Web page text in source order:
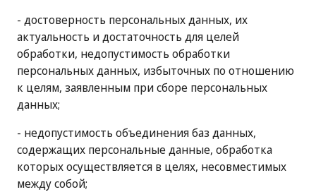
- достоверность персональных данных, их
актуальность и достаточность для целей
обработки, недопустимость обработки
персональных данных, избыточных по отношению
к целям, заявленным при сборе персональных
данных;
- недопустимость объединения баз данных,
содержащих персональные данные, обработка
которых осуществляется в целях, несовместимых
между собой;